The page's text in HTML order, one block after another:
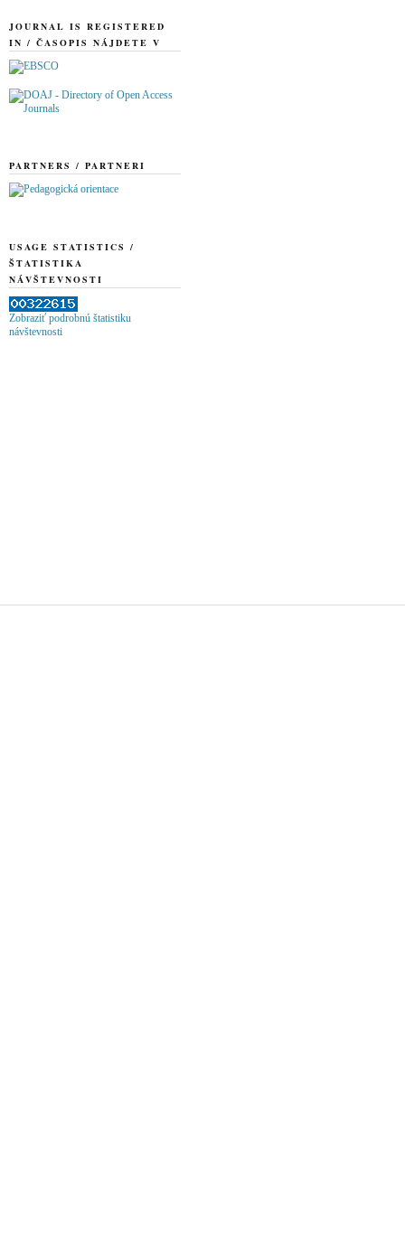
JOURNAL IS REGISTERED
IN / ČASOPIS NÁJDETE V
PARTNERS / PARTNERI
USAGE STATISTICS /
ŠTATISTIKA
NÁVŠTEVNOSTI
Zobraziť podrobnú štatistiku
návštevnosti